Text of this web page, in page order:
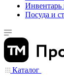
Посуда и
Каталог